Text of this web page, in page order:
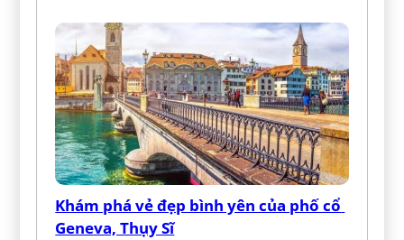
Khám phá vẻ đẹp bình yên của phố cổ
Geneva, Thụy Sĩ